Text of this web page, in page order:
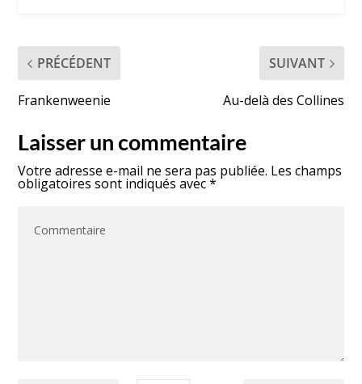
PRÉCÉDENT
Frankenweenie
SUIVANT
Au-delà des Collines
Laisser un commentaire
Votre adresse e-mail ne sera pas publiée. Les champs
obligatoires sont indiqués avec*